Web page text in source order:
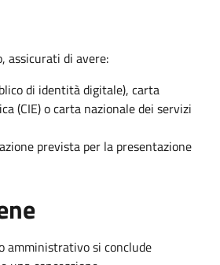
assicurati di avere:
di identità digitale), carta
(CIE) o carta nazionale dei servizi
prevista per la presentazione
amministrativo si conclude